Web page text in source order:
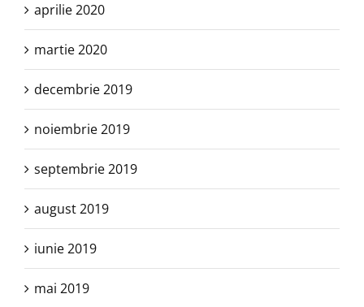
aprilie 2020
martie 2020
decembrie 2019
noiembrie 2019
septembrie 2019
august 2019
iunie 2019
mai 2019